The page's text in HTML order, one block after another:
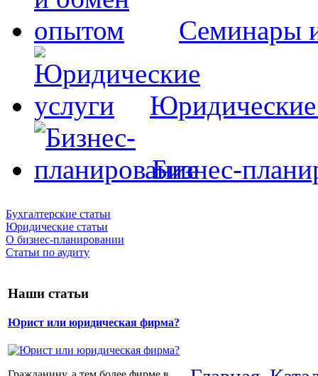
Семинары
Юридические
Бизнес-
Бухгалтерские статьи
Юридические статьи
О бизнес-планировании
Статьи по аудиту
Наши статьи
Юрист или юридическая фирма?